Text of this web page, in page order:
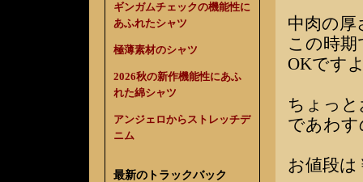
ギンガムチェックの機能性に
あふれたシャツ
極薄素材のシャツ
2026秋の新作機能性にあふ
れた綿シャツ
アンジェロからストレッチデ
ニム
最新のトラックバック
中肉の
この時
OKです
ちょっ
であわ
お値段は